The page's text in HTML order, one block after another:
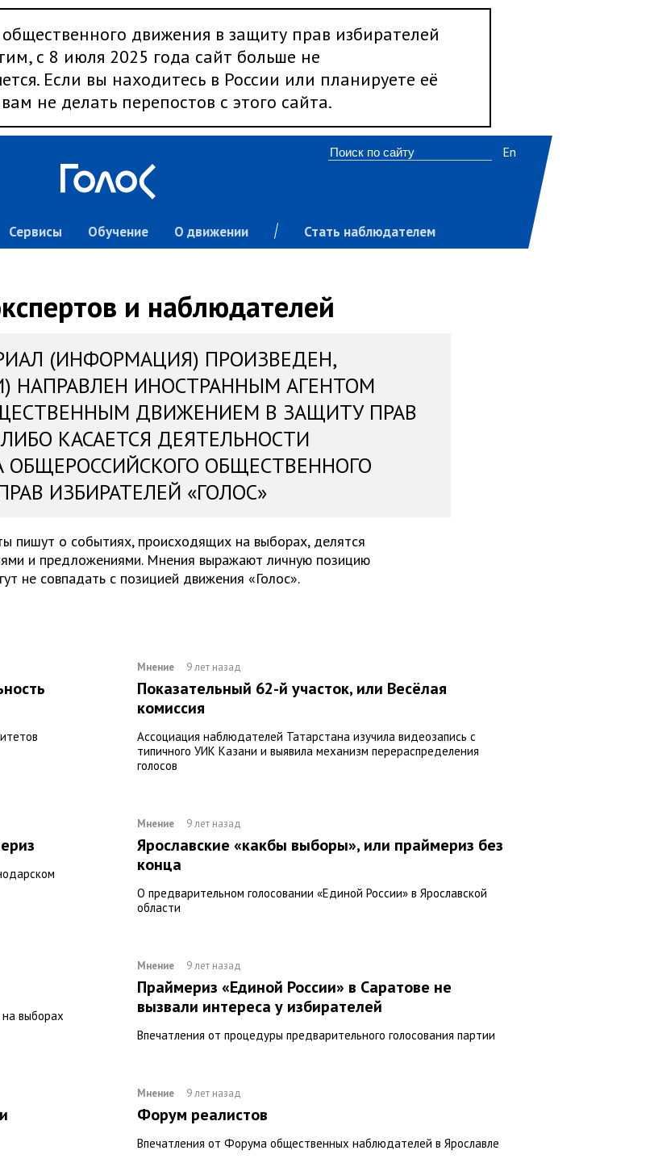
движения в защиту прав избирателей
с 8 июля 2025 года сайт больше не
Если вы находитесь в России или планируете её
не делать перепостов с этого сайта.
Сервисы Обучение О движении Стать наблюдателем
En
и наблюдателей
(ИНФОРМАЦИЯ) ПРОИЗВЕДЕН,
НАПРАВЛЕН ИНОСТРАННЫМ АГЕНТОМ
ДВИЖЕНИЕМ В ЗАЩИТУ ПРАВ
КАСАЕТСЯ ДЕЯТЕЛЬНОСТИ
ОБЩЕРОССИЙСКОГО ОБЩЕСТВЕННОГО
ИЗБИРАТЕЛЕЙ «ГОЛОС»
пишут о событиях, происходящих на выборах, делятся
и предложениями. Мнения выражают личную позицию
не совпадать с позицией движения «Голос».
Мнение 9 лет назад
Показательный 62-й участок, или Весёлая
комиссия
Ассоциация наблюдателей Татарстана изучила видеозапись с
типичного УИК Казани и выявила механизм перераспределения
голосов
Мнение 9 лет назад
Ярославские «какбы выборы», или праймериз без
конца
О предварительном голосовании «Единой России» в Ярославской
области
выборах
Мнение 9 лет назад
Праймериз «Единой России» в Саратове не
вызвали интереса у избирателей
Впечатления от процедуры предварительного голосования партии
Мнение 9 лет назад
Форум реалистов
Впечатления от Форума общественных наблюдателей в Ярославле